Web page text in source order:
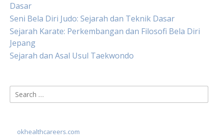
Dasar
Seni Bela Diri Judo: Sejarah dan Teknik Dasar
Sejarah Karate: Perkembangan dan Filosofi Bela Diri
Jepang
Sejarah dan Asal Usul Taekwondo
Search
for:
okhealthcareers.com